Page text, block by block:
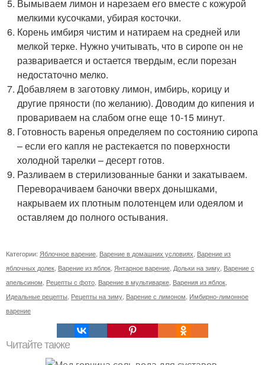
Вымываем лимон и нарезаем его вместе с кожурой
мелкими кусочками, убирая косточки.
Корень имбиря чистим и натираем на средней или
мелкой терке. Нужно учитывать, что в сиропе он не
разваривается и остается твердым, если порезан
недостаточно мелко.
Добавляем в заготовку лимон, имбирь, корицу и
другие пряности (по желанию). Доводим до кипения и
провариваем на слабом огне еще 10-15 минут.
Готовность варенья определяем по состоянию сиропа
– если его капля не растекается по поверхности
холодной тарелки – десерт готов.
Разливаем в стерилизованные банки и закатываем.
Переворачиваем баночки вверх донышками,
накрываем их плотным полотенцем или одеялом и
оставляем до полного остывания.
Категории: Яблочное варение Варение в домашних условиях Варение из
яблочных долек Варение из яблок Янтарное варение Дольки на зиму Варение с
апельсином Рецепты с фото Варение в мультиварке Варения из яблок
Идеальные рецепты Рецепты на зиму Варение с лимоном Имбирно-лимонное
варение
Читайте также